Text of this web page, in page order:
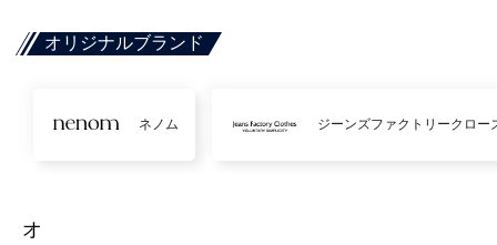
オリジナルブランド
ネノム ジーンズファクトリークロー
オ